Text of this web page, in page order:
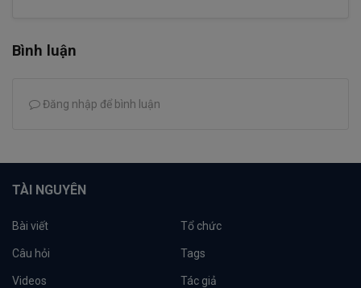
Bình luận
Đăng nhập để bình luận
TÀI NGUYÊN
Bài viết Tổ chức
Câu hỏi Tags
Videos Tác giả